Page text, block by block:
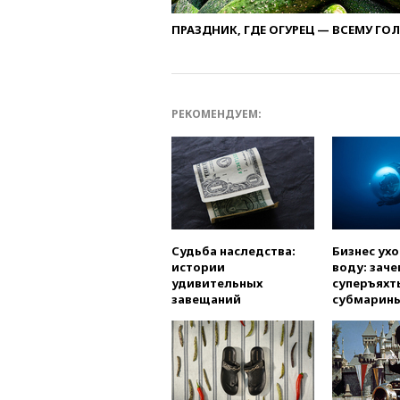
ПРАЗДНИК, ГДЕ ОГУРЕЦ — ВСЕМУ
РЕКОМЕНДУЕМ:
Судьба наследства:
истории
удивительных
завещаний
Бизнес
воду: